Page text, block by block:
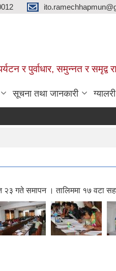
र पुर्वाधार, समुन्नत र समृद्व
सूचना तथा जानकारी ग्यालरी
२३ गते समापन । तालिममा १७ वटा